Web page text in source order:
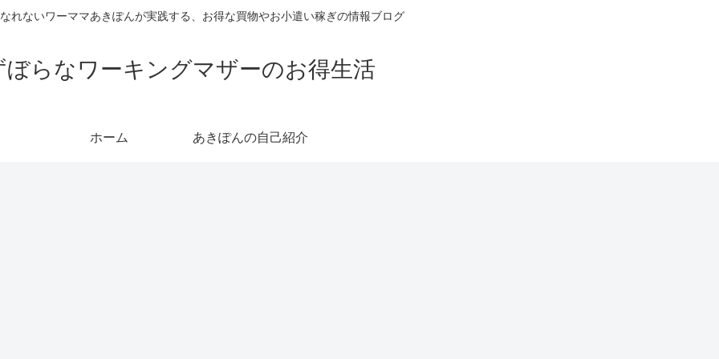
れないワーママあきぽんが実践する、お得な買物やお小遣い稼ぎの情報ブログ
ぼらなワーキングマザーのお得生活
ホーム あきぽんの自己紹介